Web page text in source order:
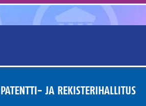
PATENTTI- JA REKISTERIHALLITUS